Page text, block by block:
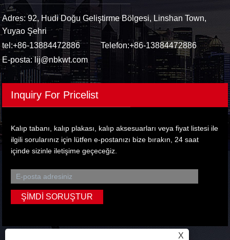
Adres: 92, Hudi Doğu Geliştirme Bölgesi, Linshan Town,
Yuyao Şehri
tel:+86-13884472886 Telefon:+86-13884472886
E-posta:lij@nbkwt.com
Inquiry For Pricelist
Kalıp tabanı, kalıp plakası, kalıp aksesuarları veya fiyat listesi ile
ilgili sorularınız için lütfen e-postanızı bize bırakın, 24 saat
içinde sizinle iletişime geçeceğiz.
X